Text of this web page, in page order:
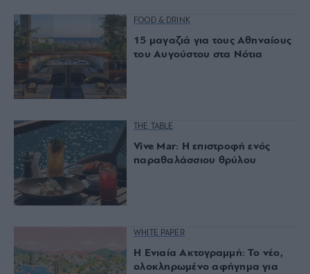
FOOD & DRINK
15 μαγαζιά για τους Αθηναίους
του Αυγούστου στα Νότια
THE TABLE
Vive Mar: Η επιστροφή ενός
παραθαλάσσιου θρύλου
WHITE PAPER
Η Ενιαία Ακτογραμμή: Το νέο,
ολοκληρωμένο αφήγημα για